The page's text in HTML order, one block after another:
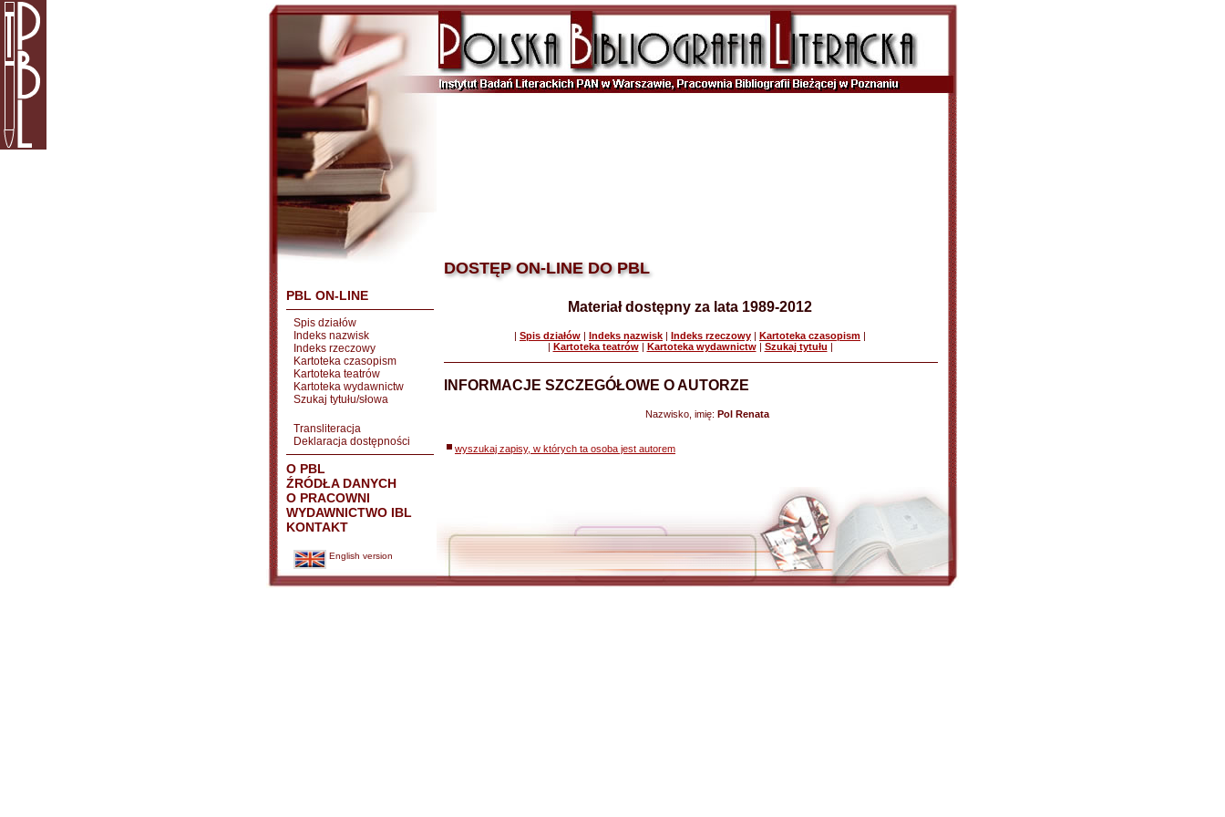
PBL ON-LINE
Spis działów
Indeks nazwisk
Indeks rzeczowy
Kartoteka czasopism
Kartoteka teatrów
Kartoteka wydawnictw
Szukaj tytułu/słowa
Transliteracja
Deklaracja dostępności
O PBL
ŹRÓDŁA DANYCH
O PRACOWNI
WYDAWNICTWO IBL
KONTAKT
English version
DOSTĘP ON-LINE DO PBL
Materiał dostępny za lata 1989-2012
| Spis działów | Indeks nazwisk | Indeks rzeczowy | Kartoteka czasopism |
| Kartoteka teatrów| Kartoteka wydawnictw| Szukaj tytułu |
INFORMACJE SZCZEGÓŁOWE O AUTORZE
Nazwisko, imię: Pol Renata
wyszukaj zapisy, w których ta osoba jest autorem